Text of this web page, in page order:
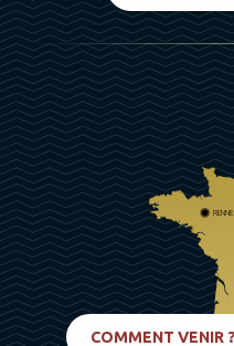
COMMENT VENIR ?